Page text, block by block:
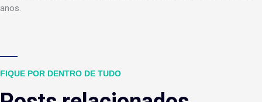
anos.
FIQUE POR DENTRO DE TUDO